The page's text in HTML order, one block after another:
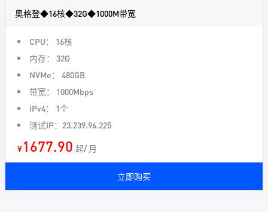
奥格登◆16核◆32G◆1000M带宽
CPU： 16核
内存： 32G
NVMe： 480GB
带宽： 1000Mbps
IPv4： 1个
测试IP：23.239.96.225
¥1677.90 起/ 月
立即购买